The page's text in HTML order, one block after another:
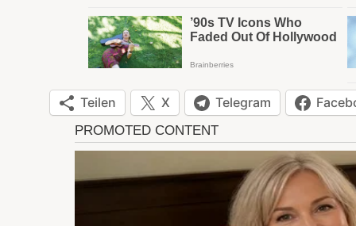
Teilen X Telegram